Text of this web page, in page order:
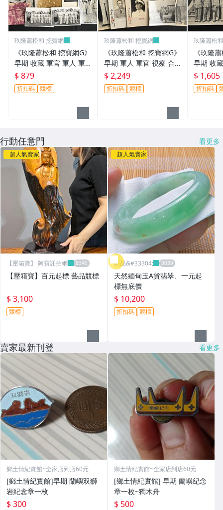
玖隆蕭松和 挖寶網
《玖隆蕭松和 挖寶網G》
早期 收藏 軍官 軍人 軍
眷 餐會 合影 舊相片 一
批(13194)
$ 879
折扣碼 競標
玖隆蕭松和 挖寶網
《玖隆蕭松和 挖寶網G》
早期 軍人 軍官 視察 合
影 舊相片 一批(13200)
$ 2,249
折扣碼 競標
玖隆蕭松
《玖隆
早期 收
軍官 合
$ 1,605
折扣碼
行動任意門 看更多
超人氣賣家
【壓箱寶】 阿寶託拍網
【壓箱寶】百元起標 藝品競標
$ 3,100
競標
超人氣賣家
昕品&#33304;
天然緬甸玉A貨翡翠、一元起
標無底價
$ 10,200
折扣碼 競標
賣家最新刊登 看更多
鄉土情紀實館~全家店到店60元
[鄉土情紀實館]早期 蘭嶼双獅
岩紀念章一枚
$ 300
鄉土情紀實館~全家店到店60元
[鄉土情紀實館] 早期 蘭嶼紀念
章一枚~獨木舟
$ 500